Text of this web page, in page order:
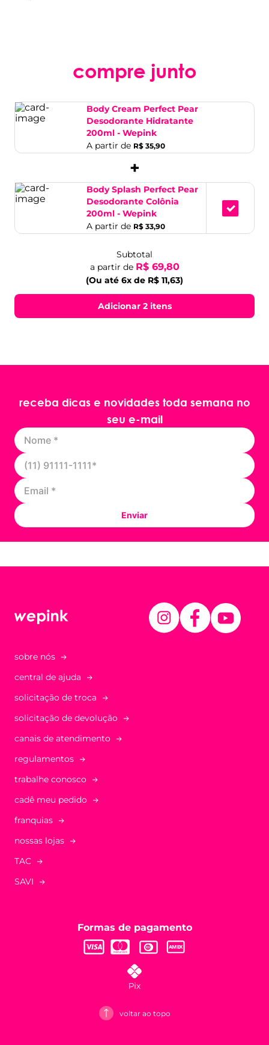
compre junto
Body Cream Perfect Pear
Desodorante Hidratante
200ml - Wepink
A partir de R$ 35,90
+
Body Splash Perfect Pear
Desodorante Colônia
200ml - Wepink
A partir de R$ 33,90
Subtotal
a partir de R$ 69,80
(Ou até 6x de R$ 11,63)
Adicionar 2 itens
receba dicas e novidades toda semana no
seu e-mail
Enviar
sobre nós
central de ajuda
solicitação de troca
solicitação de devolução
canais de atendimento
regulamentos
trabalhe conosco
cadê meu pedido
franquias
nossas lojas
TAC
SAVI
Formas de pagamento
voltar ao topo